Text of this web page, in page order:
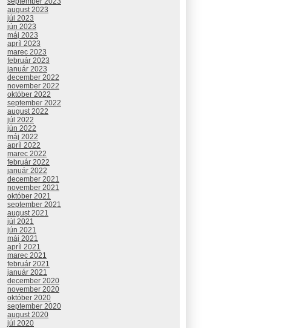
august 2023
júl 2023
jún 2023
máj 2023
apríl 2023
marec 2023
február 2023
január 2023
december 2022
november 2022
október 2022
september 2022
august 2022
júl 2022
jún 2022
máj 2022
apríl 2022
marec 2022
február 2022
január 2022
december 2021
november 2021
október 2021
september 2021
august 2021
júl 2021
jún 2021
máj 2021
apríl 2021
marec 2021
február 2021
január 2021
december 2020
november 2020
október 2020
september 2020
august 2020
júl 2020